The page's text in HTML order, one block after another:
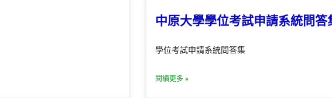
中原大學學位考試申請系統問答
學位考試申請系統問答集
閱讀更多 »